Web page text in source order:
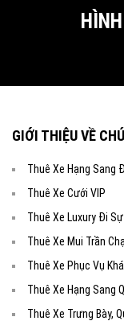
GIỚI THIỆU VỀ
Thuê Xe Hạng Sang
Thuê Xe Cưới VIP
Thuê Xe Luxury Đi
Thuê Xe Mui Trần
Thuê Xe Phục Vụ
Thuê Xe Hạng Sang
Thuê Xe Trưng Bày,